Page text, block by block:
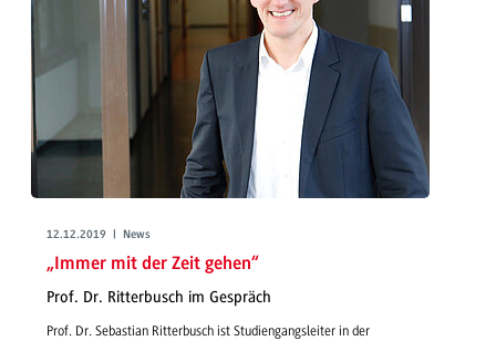
12.12.2019 | News
„Immer mit der Zeit gehen“
Prof. Dr. Ritterbusch im Gespräch
Prof. Dr. Sebastian Ritterbusch ist Studiengangsleiter in der